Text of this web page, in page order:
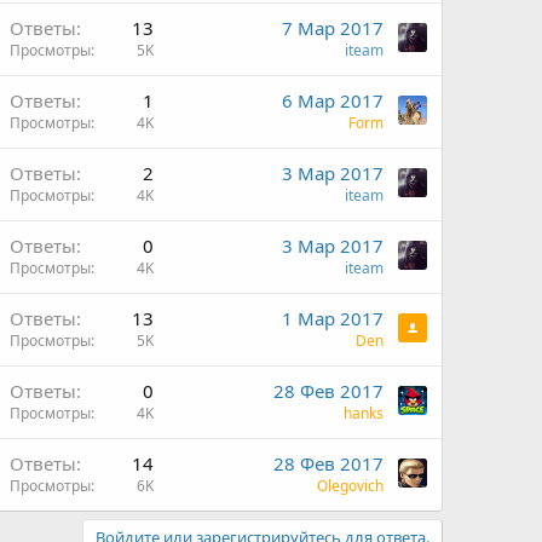
Ответы 13
Просмотры 5K
7 Мар 2017
iteam
Ответы 1
Просмотры 4K
6 Мар 2017
Form
Ответы 2
Просмотры 4K
3 Мар 2017
iteam
Ответы 0
Просмотры 4K
3 Мар 2017
iteam
Ответы 13
Просмотры 5K
1 Мар 2017
Den
Ответы 0
Просмотры 4K
28 Фев 2017
hanks
Ответы 14
Просмотры 6K
28 Фев 2017
Olegovich
Войдите или зарегистрируйтесь для ответа.